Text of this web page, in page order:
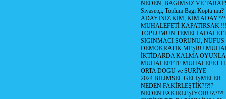
NEDEN, BAGIMSIZ VE
Siyasetçi, Toplum Bagı Koptu mu?
ADAYINIZ KİM, KİM ADAY???
MUHALEFETİ KAPATIRSAK
TOPLUMUN TEMELİ
SIGINMACI SORUNU,
DEMOKRATİK MEŞRU
İKTİDARDA KALMA
MUHALEFETE MUHALEFET
ORTA DOGU ve SURİYE
2024 BİLİMSEL GELİŞMELER
NEDEN FAKİRLEŞTİK?!?!?
NEDEN FAKİRLEŞİYORUZ?!?!